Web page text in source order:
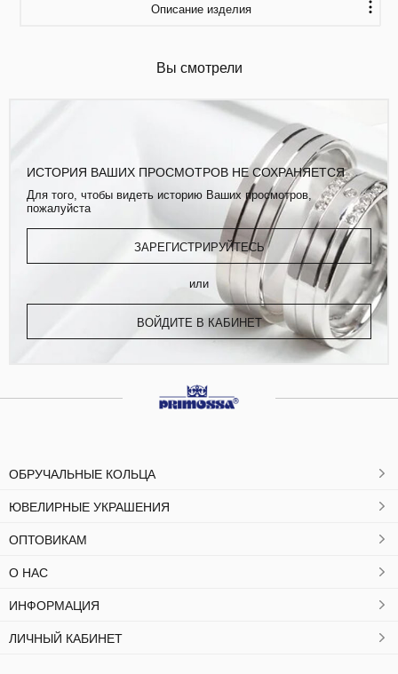
Описание изделия
Вы смотрели
ИСТОРИЯ ВАШИХ ПРОСМОТРОВ НЕ СОХРАНЯЕТСЯ
Для того, чтобы видеть историю Ваших просмотров,
пожалуйста
ЗАРЕГИСТРИРУЙТЕСЬ
или
ВОЙДИТЕ В КАБИНЕТ
ОБРУЧАЛЬНЫЕ КОЛЬЦА
ЮВЕЛИРНЫЕ УКРАШЕНИЯ
ОПТОВИКАМ
О НАС
ИНФОРМАЦИЯ
ЛИЧНЫЙ КАБИНЕТ